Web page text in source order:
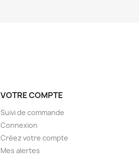
VOTRE COMPTE
Suivi de commande
Connexion
Créez votre compte
Mes alertes